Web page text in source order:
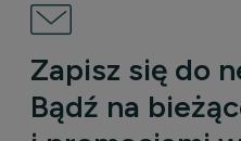
Zapisz się do
Bądź na